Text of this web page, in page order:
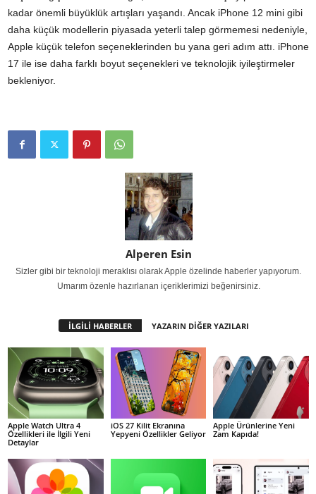
kadar önemli büyüklük artışları yaşandı. Ancak iPhone 12 mini gibi
daha küçük modellerin piyasada yeterli talep görmemesi nedeniyle,
Apple küçük telefon seçeneklerinden bu yana geri adım attı. iPhone
17 ile ise daha farklı boyut seçenekleri ve teknolojik iyileştirmeler
bekleniyor.
Alperen Esin
Sizler gibi bir teknoloji meraklısı olarak Apple özelinde haberler yapıyorum.
Umarım özenle hazırlanan içeriklerimizi beğenirsiniz.
İLGİLİ HABERLER YAZARIN DİĞER YAZILARI
Apple Watch Ultra 4
Özellikleri ile İlgili Yeni
Detaylar
iOS 27 Kilit Ekranına
Yepyeni Özellikler Geliyor
Apple Ürünlerine Yeni
Zam Kapıda!